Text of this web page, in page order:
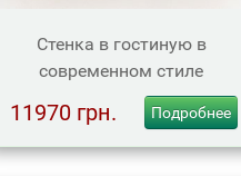
Стенка в гостиную в
современном стиле
11970 грн. Подробнее